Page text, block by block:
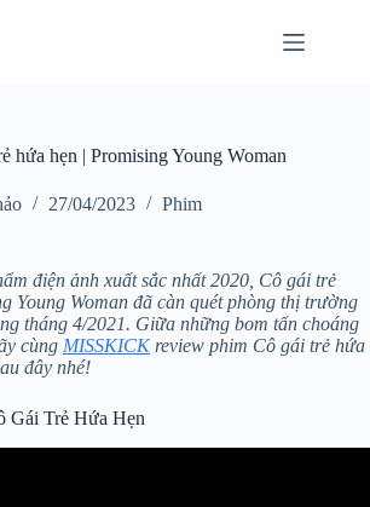
hứa hẹn | Promising Young Woman
27/04/2023 Phim
điện ảnh xuất sắc nhất 2020, Cô gái trẻ
Young Woman đã càn quét phòng thị trường
tháng 4/2021. Giữa những bom tấn choáng
cùng MISSKICKreview phim Cô gái trẻ hứa
đây nhé!
Gái Trẻ Hứa Hẹn